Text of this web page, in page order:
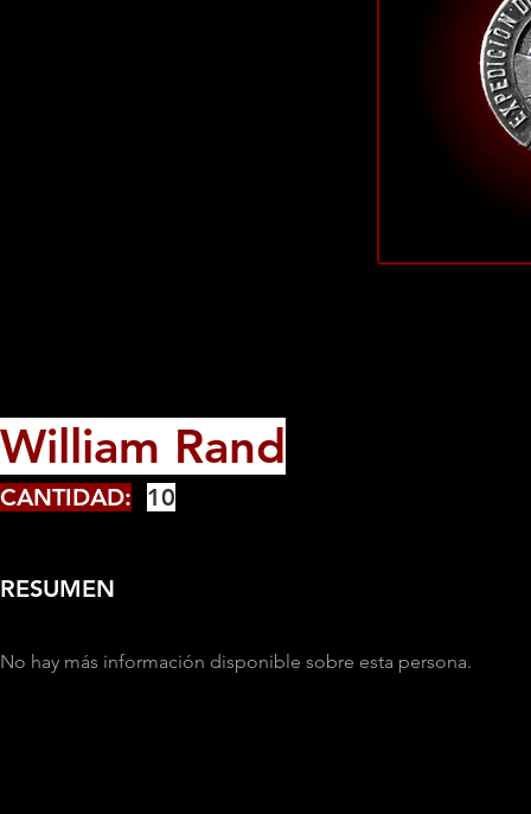
William Rand
CANTIDAD: 10
RESUMEN
No hay más información disponible sobre esta persona.